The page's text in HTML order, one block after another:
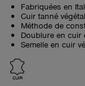
Fabriquées en
Cuir tanné
Méthode de
Doublure en cuir
Semelle en cuir
CUIR